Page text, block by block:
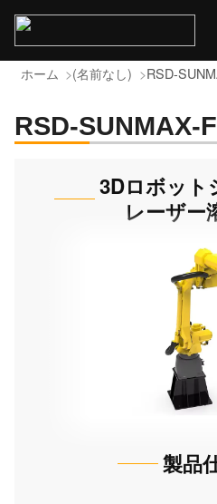
ホーム (名前なし) RSD-
RSD-SUNMAX-
3Dロボット
レーザー
製品